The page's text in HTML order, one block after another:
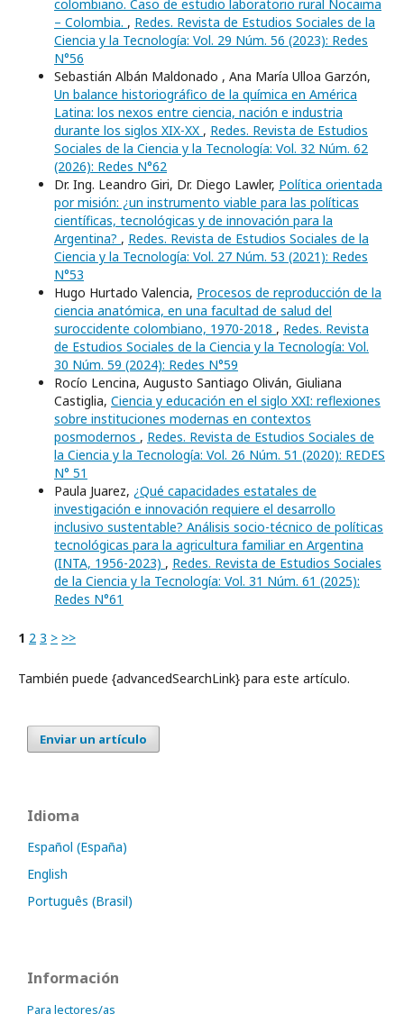
colombiano. Caso de estudio laboratorio rural Nocaima
– Colombia. , Redes. Revista de Estudios Sociales de la
Ciencia y la Tecnología: Vol. 29 Núm. 56 (2023): Redes
N°56
Sebastián Albán Maldonado , Ana María Ulloa Garzón,
Un balance historiográfico de la química en América
Latina: los nexos entre ciencia, nación e industria
durante los siglos XIX-XX , Redes. Revista de Estudios
Sociales de la Ciencia y la Tecnología: Vol. 32 Núm. 62
(2026): Redes N°62
Dr. Ing. Leandro Giri, Dr. Diego Lawler, Política orientada
por misión: ¿un instrumento viable para las políticas
científicas, tecnológicas y de innovación para la
Argentina? , Redes. Revista de Estudios Sociales de la
Ciencia y la Tecnología: Vol. 27 Núm. 53 (2021): Redes
N°53
Hugo Hurtado Valencia, Procesos de reproducción de la
ciencia anatómica, en una facultad de salud del
suroccidente colombiano, 1970-2018 , Redes. Revista
de Estudios Sociales de la Ciencia y la Tecnología: Vol.
30 Núm. 59 (2024): Redes N°59
Rocío Lencina, Augusto Santiago Oliván, Giuliana
Castiglia, Ciencia y educación en el siglo XXI: reflexiones
sobre instituciones modernas en contextos
posmodernos , Redes. Revista de Estudios Sociales de
la Ciencia y la Tecnología: Vol. 26 Núm. 51 (2020): REDES
N° 51
Paula Juarez, ¿Qué capacidades estatales de
investigación e innovación requiere el desarrollo
inclusivo sustentable? Análisis socio-técnico de políticas
tecnológicas para la agricultura familiar en Argentina
(INTA, 1956-2023) , Redes. Revista de Estudios Sociales
de la Ciencia y la Tecnología: Vol. 31 Núm. 61 (2025):
Redes N°61
1 2 3 > >>
También puede {advancedSearchLink} para este artículo.
Enviar un artículo
Idioma
Español (España)
English
Português (Brasil)
Información
Para lectores/as